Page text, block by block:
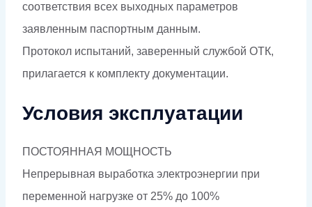
соответствия всех выходных параметров
заявленным паспортным данным.
Протокол испытаний, заверенный службой ОТК,
прилагается к комплекту документации.
Условия эксплуатации
ПОСТОЯННАЯ МОЩНОСТЬ
Непрерывная выработка электроэнергии при
переменной нагрузке от 25% до 100%